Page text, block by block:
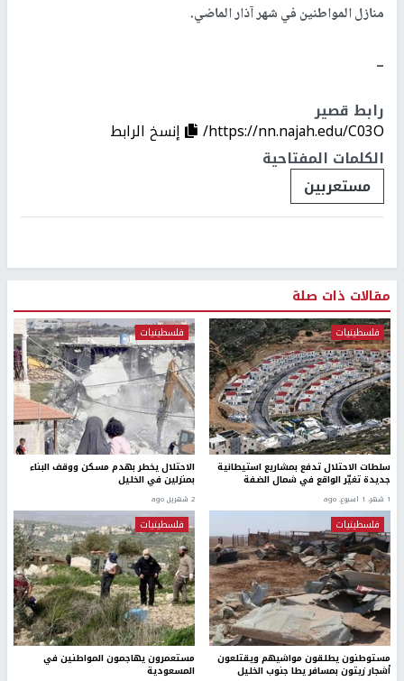
منازل المواطنين في شهر آذار الماضي.
ــ
رابط قصير
https://nn.najah.edu/C03O/
إنسخ الرابط
الكلمات المفتاحية
مستعربين
مقالات ذات صلة
فلسطينيات
سلطات الاحتلال تدفع بمشاريع استيطانية
جديدة تغيّر الواقع في شمال الضفة
1 شهر، 1 اسبوع. ago
فلسطينيات
الاحتلال يخطر بهدم مسكن ووقف البناء
بمنزلين في الخليل
2 شهرين ago
فلسطينيات
مستوطنون يطلقون مواشيهم ويقتلعون
أشجار زيتون بمسافر يطا جنوب الخليل
فلسطينيات
مستعمرون يهاجمون المواطنين في
المسعودية